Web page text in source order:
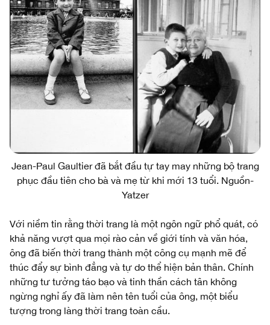
Jean-Paul Gaultier đã bắt đầu tự tay may những bộ trang
phục đầu tiên cho bà và mẹ từ khi mới 13 tuổi. Nguồn-
Yatzer
Với niềm tin rằng thời trang là một ngôn ngữ phổ quát, có
khả năng vượt qua mọi rào cản về giới tính và văn hóa,
ông đã biến thời trang thành một công cụ mạnh mẽ để
thúc đẩy sự bình đẳng và tự do thể hiện bản thân. Chính
những tư tưởng táo bạo và tinh thần cách tân không
ngừng nghỉ ấy đã làm nên tên tuổi của ông, một biểu
tượng trong làng thời trang toàn cầu.